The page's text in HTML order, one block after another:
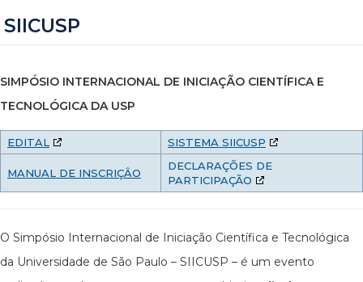
SIICUSP
SIMPÓSIO INTERNACIONAL DE INICIAÇÃO CIENTÍFICA E
TECNOLÓGICA DA USP
EDITAL SISTEMA SIICUSP
MANUAL DE INSCRIÇÂO
DECLARAÇÕES DE
PARTICIPAÇÃO
O Simpósio Internacional de Iniciação Científica e Tecnológica
da Universidade de São Paulo – SIICUSP – é um evento